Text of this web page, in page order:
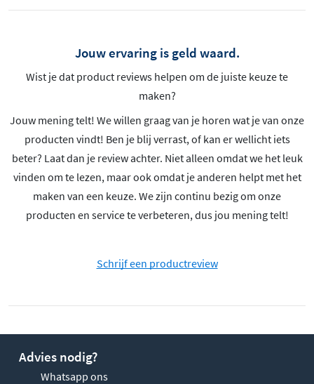
Jouw ervaring is geld waard.
Wist je dat product reviews helpen om de juiste keuze te
maken?
Jouw mening telt! We willen graag van je horen wat je van onze
producten vindt! Ben je blij verrast, of kan er wellicht iets
beter? Laat dan je review achter. Niet alleen omdat we het leuk
vinden om te lezen, maar ook omdat je anderen helpt met het
maken van een keuze. We zijn continu bezig om onze
producten en service te verbeteren, dus jou mening telt!
Schrijf een productreview
Advies nodig?
Whatsapp ons